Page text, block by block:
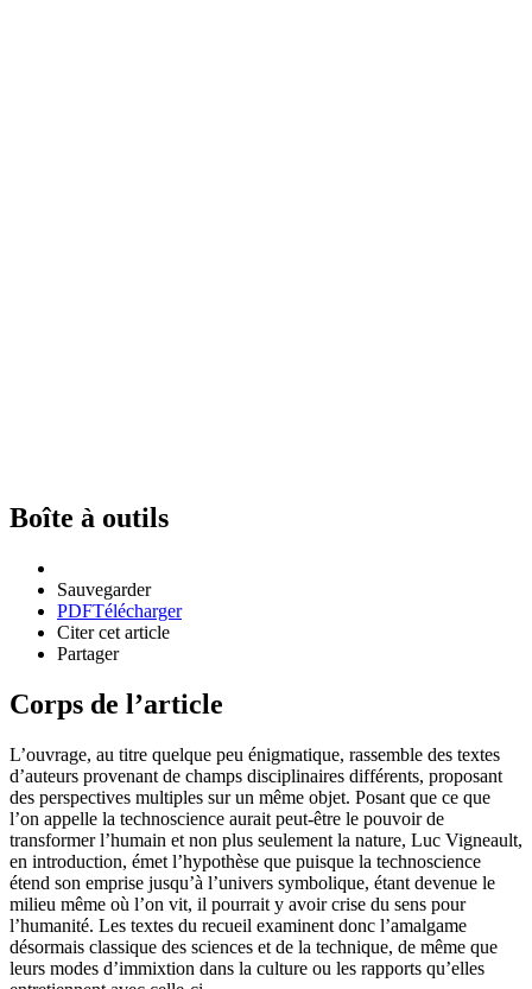
Boîte à outils
Sauvegarder
PDFTélécharger
Citer cet article
Partager
Corps de l’article
L’ouvrage, au titre quelque peu énigmatique, rassemble des textes
d’auteurs provenant de champs disciplinaires différents, proposant
des perspectives multiples sur un même objet. Posant que ce que
l’on appelle la technoscience aurait peut-être le pouvoir de
transformer l’humain et non plus seulement la nature, Luc Vigneault,
en introduction, émet l’hypothèse que puisque la technoscience
étend son emprise jusqu’à l’univers symbolique, étant devenue le
milieu même où l’on vit, il pourrait y avoir crise du sens pour
l’humanité. Les textes du recueil examinent donc l’amalgame
désormais classique des sciences et de la technique, de même que
leurs modes d’immixtion dans la culture ou les rapports qu’elles